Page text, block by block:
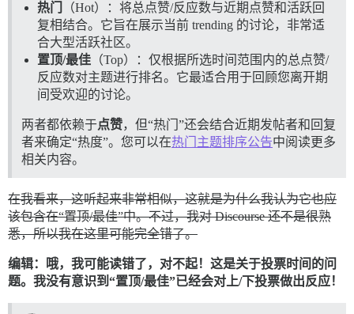
热门
（Hot）：将总点赞/反应数与近期点赞和活跃回
复相结合。它旨在展示当前 trending 的讨论，非常适
合大型活跃社区。
置顶/最佳 （Top）：仅根据所选时间范围内的总点赞/
反应数对主题进行排名。它最适合用于回顾您离开期
间受欢迎的讨论。
两者都依赖于点赞，但“热门”还会结合近期发帖者和回复
者来确定“热度”。您可以在热门主题排序公告中阅读更多
相关内容。
在我看来，这听起来非常相似，这就是为什么我认为它也应
该包含在“置顶/最佳”中。不过，我对 Discourse 还不是很熟
悉，所以我在这里可能完全错了。
编辑：哦，我可能读错了，对不起！这是关于投票时间的问
题。我没有意识到“置顶/最佳”已经会对上/下投票做出反应！